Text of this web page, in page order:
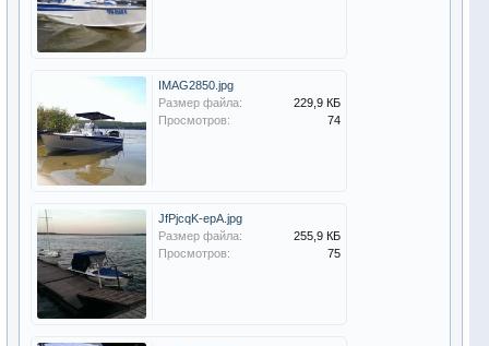
IMAG2850.jpg
Размер файла:
229,9 КБ
Просмотров:
74
JfPjcqK-epA.jpg
Размер файла:
255,9 КБ
Просмотров:
75